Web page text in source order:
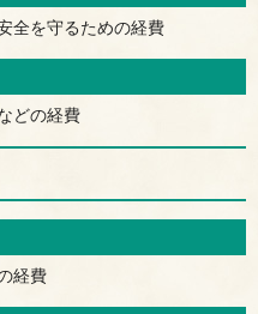
全を守るための経費
どの経費
経費